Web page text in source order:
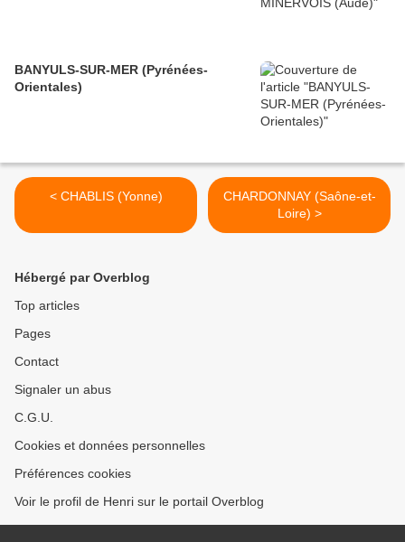
BANYULS-SUR-MER (Pyrénées-
Orientales)
< CHABLIS (Yonne)
CHARDONNAY (Saône-et-
Loire) >
Hébergé par Overblog
Top articles
Pages
Contact
Signaler un abus
C.G.U.
Cookies et données personnelles
Préférences cookies
Voir le profil de Henri sur le portail Overblog